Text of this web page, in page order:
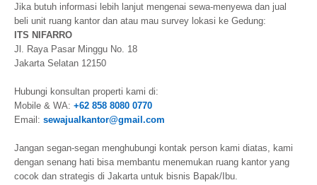
Jika butuh informasi lebih lanjut mengenai sewa-menyewa dan jual
beli unit ruang kantor dan atau mau survey lokasi ke Gedung:
ITS NIFARRO
Jl. Raya Pasar Minggu No. 18
Jakarta Selatan 12150
Hubungi konsultan properti kami di:
Mobile & WA: +62 858 8080 0770
Email: sewajualkantor@gmail.com
Jangan segan-segan menghubungi kontak person kami diatas, kami
dengan senang hati bisa membantu menemukan ruang kantor yang
cocok dan strategis di Jakarta untuk bisnis Bapak/Ibu.